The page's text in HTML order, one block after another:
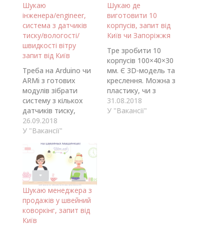
Шукаю
інженера/engineer,
система з датчиків
тиску/вологості/
швидкості вітру
запит від Київ
Треба на Arduino чи
ARMi з готових
модулів зібрати
систему з кількох
датчиків тиску,
вологості, швидкості
вітру, контроллера
заряду сонячної
батареї і передавати
все по радіо через
послідовний порт. За
невелику
винагороду. Робота
разова. Контакт
dmytro.khmara@gmail
.com +380506932404
26.09.2018
У "Вакансії"
Шукаю де
виготовити 10
корпусів, запит від
Київ чи Запоріжжя
Тре зробити 10
корпусів 100×40×30
мм. Є 3D-модель та
креслення. Можна з
пластику, чи з
дерева, чи з
алюмінію.
31.08.2018
У "Вакансії"
Шукаю менеджера з
продажів у швейний
коворкінг, запит від
Київ